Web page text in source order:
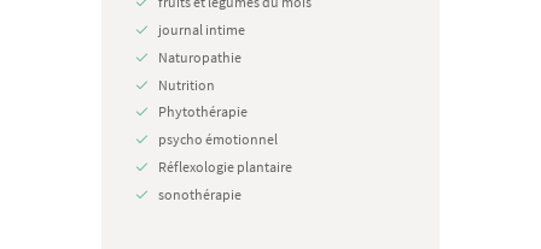
journal intime
Naturopathie
Nutrition
Phytothérapie
psycho émotionnel
Réflexologie plantaire
sonothérapie